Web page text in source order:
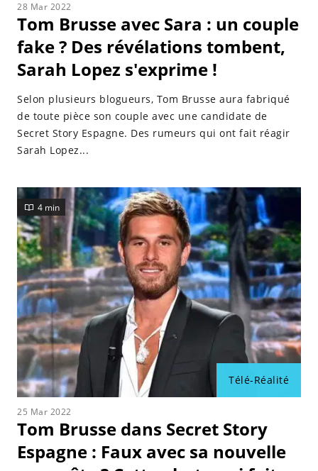
28 Mar 2022
Tom Brusse avec Sara : un couple
fake ? Des révélations tombent,
Sarah Lopez s'exprime !
Selon plusieurs blogueurs, Tom Brusse aura fabriqué
de toute pièce son couple avec une candidate de
Secret Story Espagne. Des rumeurs qui ont fait réagir
Sarah Lopez...
Télé-Réalité
4 min
25 Mar 2022
Tom Brusse dans Secret Story
Espagne : Faux avec sa nouvelle